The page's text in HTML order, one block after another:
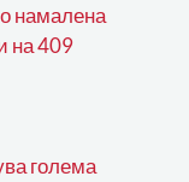
намалена
на 409
голема